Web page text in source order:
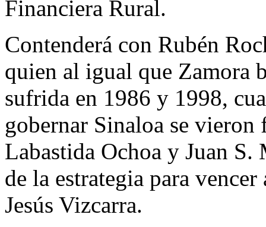
Financiera Rural.
Contenderá con Rubén
quien al igual que Zamora
sufrida en 1986 y 1998,
gobernar Sinaloa se vieron
Labastida Ochoa y Juan
de la estrategia para
Jesús Vizcarra.